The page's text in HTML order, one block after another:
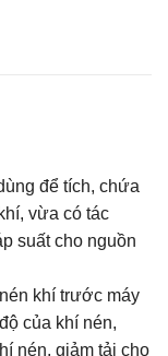
để tích, chứa
vừa có tác
suất cho nguồn
khí trước máy
của khí nén,
nén, giảm tải cho